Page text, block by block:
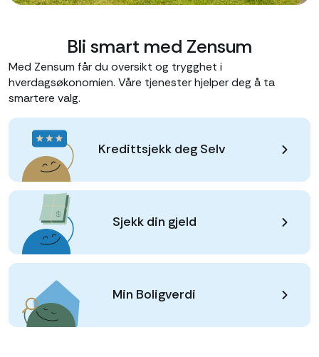
Bli smart med Zensum
Med Zensum får du oversikt og trygghet i
hverdagsøkonomien. Våre tjenester hjelper deg å ta
smartere valg.
Kredittsjekk deg Selv
Sjekk din gjeld
Min Boligverdi